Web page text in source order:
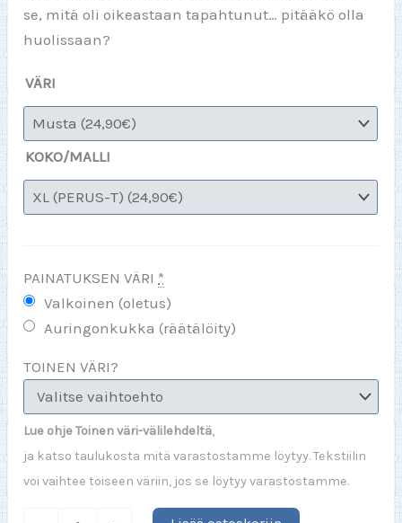
se, mitä oli oikeastaan tapahtunut… pitääkö olla
huolissaan?
VÄRI
KOKO/MALLI
PAINATUKSEN VÄRI *
Valkoinen (oletus)
Auringonkukka (räätälöity)
TOINEN VÄRI?
Lue ohje Toinen väri-välilehdeltä,
ja katso taulukosta mitä varastostamme löytyy. Tekstiilin
voi vaihtee toiseen väriin, jos se löytyy varastostamme.